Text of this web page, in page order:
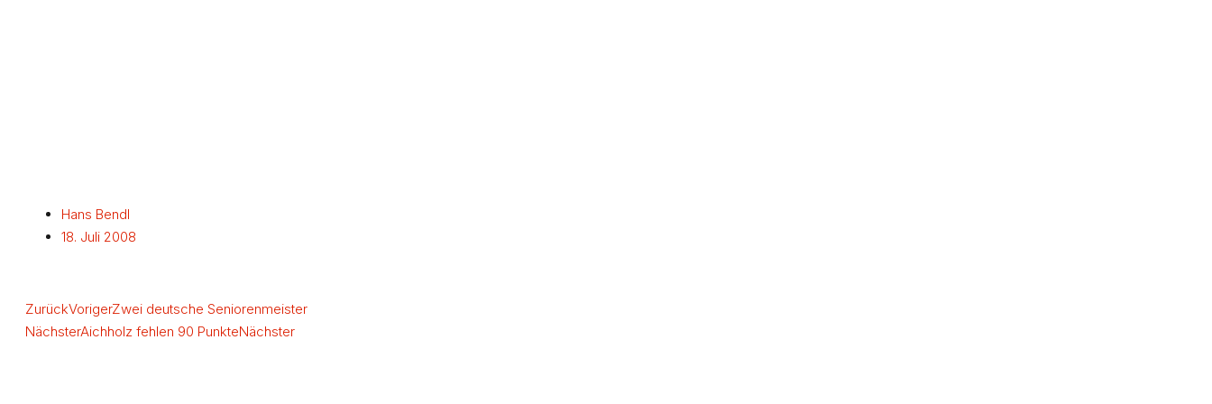
Hans Bendl
18. Juli 2008
ZurückVorigerZwei deutsche Seniorenmeister
NächsterAichholz fehlen 90 PunkteNächster